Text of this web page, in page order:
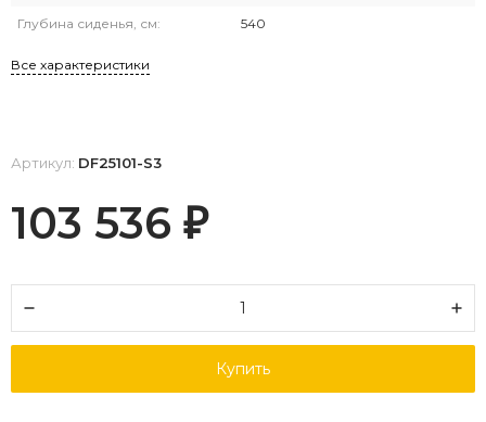
Глубина сиденья, см: 540
Все характеристики
Артикул: DF25101-S3
103 536 ₽
Купить